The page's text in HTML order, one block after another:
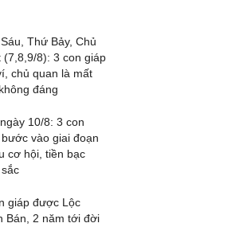
Thứ Bảy, Chủ
(7,8,9/8): 3 con giáp
chủ quan là mất
đáng
10/8: 3 con
vào giai đoạn
cơ hội, tiền bạc
giáp được Lộc
Bán, 2 năm tới đời